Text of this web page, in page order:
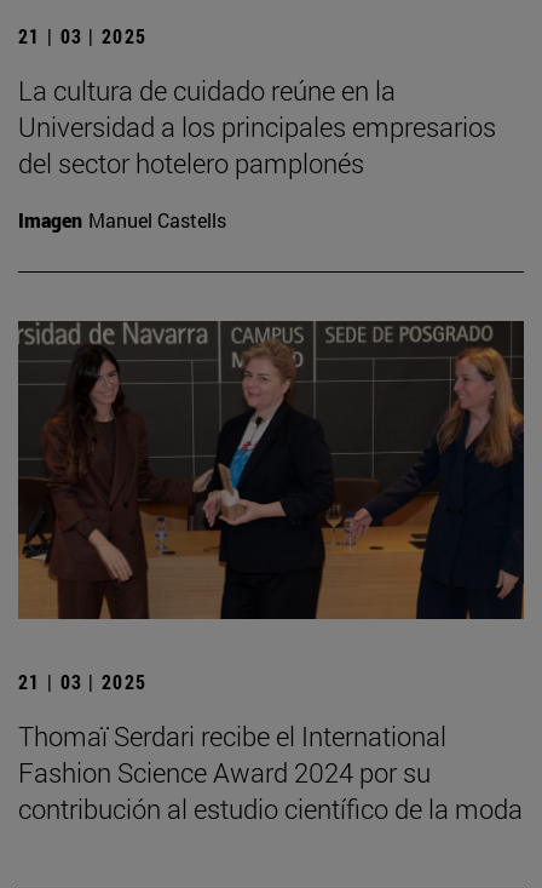
21 | 03 | 2025
La cultura de cuidado reúne en la
Universidad a los principales empresarios
del sector hotelero pamplonés
Imagen Manuel Castells
21 | 03 | 2025
Thomaï Serdari recibe el International
Fashion Science Award 2024 por su
contribución al estudio científico de la moda